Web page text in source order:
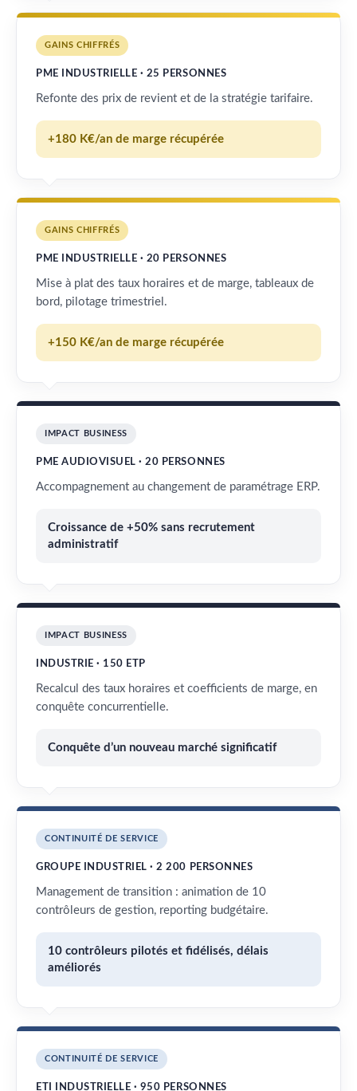
GAINS CHIFFRÉS
PME INDUSTRIELLE · 25 PERSONNES
Refonte des prix de revient et de la stratégie tarifaire.
+180 K€/an de marge récupérée
GAINS CHIFFRÉS
PME INDUSTRIELLE · 20 PERSONNES
Mise à plat des taux horaires et de marge, tableaux de
bord, pilotage trimestriel.
+150 K€/an de marge récupérée
IMPACT BUSINESS
PME AUDIOVISUEL · 20 PERSONNES
Accompagnement au changement de paramétrage ERP.
Croissance de +50% sans recrutement
administratif
IMPACT BUSINESS
INDUSTRIE · 150 ETP
Recalcul des taux horaires et coefficients de marge, en
conquête concurrentielle.
Conquête d’un nouveau marché significatif
CONTINUITÉ DE SERVICE
GROUPE INDUSTRIEL · 2 200 PERSONNES
Management de transition : animation de 10
contrôleurs de gestion, reporting budgétaire.
10 contrôleurs pilotés et fidélisés, délais
améliorés
CONTINUITÉ DE SERVICE
ETI INDUSTRIELLE · 950 PERSONNES